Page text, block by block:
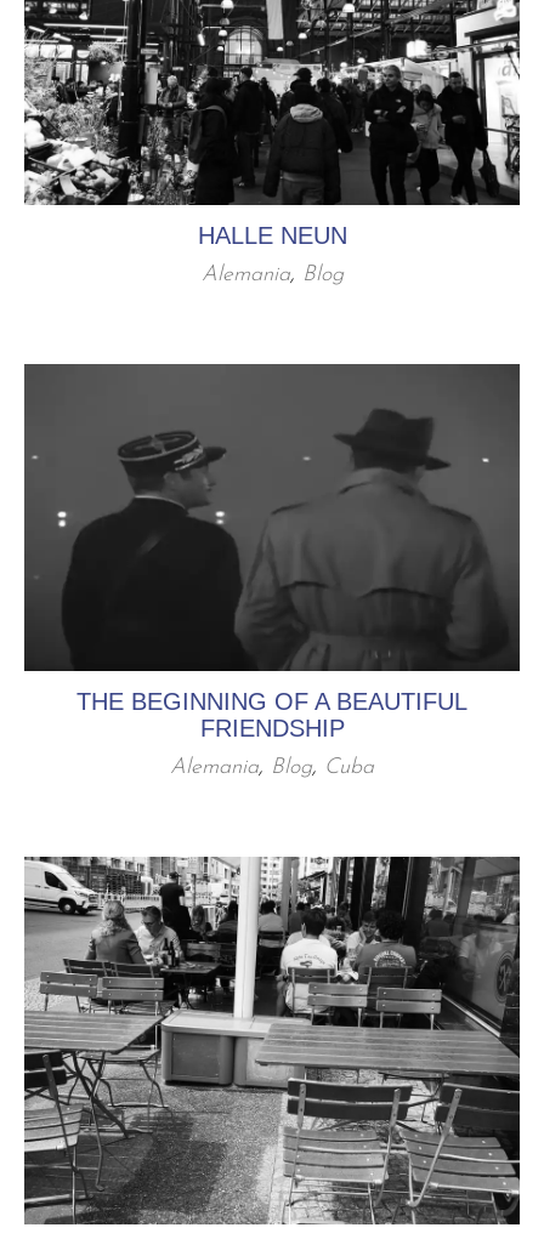
HALLE NEUN
Alemania, Blog
THE BEGINNING OF A BEAUTIFUL
FRIENDSHIP
Alemania, Blog, Cuba